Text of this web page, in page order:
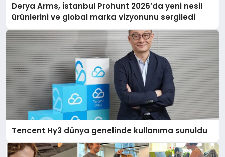
Derya Arms, İstanbul Prohunt 2026’da yeni nesil
ürünlerini ve global marka vizyonunu sergiledi
Tencent Hy3 dünya genelinde kullanıma sunuldu